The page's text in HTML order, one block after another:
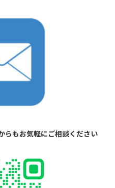
らもお気軽にご相談ください